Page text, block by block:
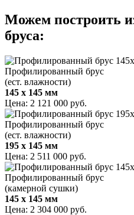
Можем построить
бруса:
Профилированный брус
(ест. влажности)
145 x 145 мм
Цена: 2 121 000 руб.
Профилированный брус
(ест. влажности)
195 x 145 мм
Цена: 2 511 000 руб.
Профилированный брус
(камерной сушки)
145 x 145 мм
Цена: 2 304 000 руб.